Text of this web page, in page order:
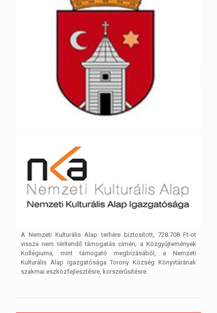
A Nemzeti Kulturális Alap terhére biztosított, 728.708 Ft-ot
vissza nem térítendő támogatás címén, a Közgyűjtemények
Kollégiuma, mint támogató megbízásából, a Nemzeti
Kulturális Alap Igazgatósága Torony Község Könyvtárának
szakmai eszközfejlesztésre, korszerűsítésre.